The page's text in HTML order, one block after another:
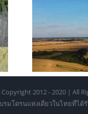
รี
ป
Copyright 2012 - 2020 | All
มโดรนแห่งเดียวในไทยที่ได้